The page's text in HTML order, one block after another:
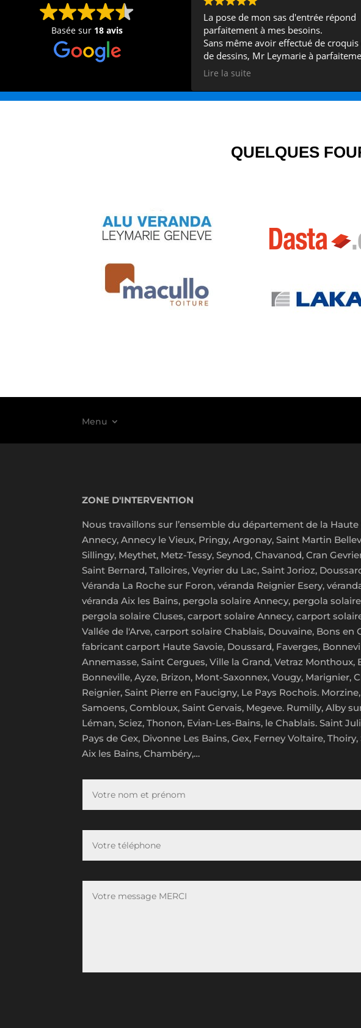
Basée sur 18 avis
La pose de mon sas d'entrée répond
parfaitement à mes besoins.
Sans même avoir effectué de croquis
de dessins, Mr Leymarie à
compris mon besoin et a pu réaliser
La structure sur mesure est de
Lire la suite
QUELQUES
Menu
ZONE D'INTERVENTION
Nous travaillons sur l’ensemble du département de la Haute
Annecy, Annecy le Vieux, Pringy, Argonay, Saint Martin
Sillingy, Meythet, Metz-Tessy, Seynod, Chavanod, Cran
Saint Bernard, Talloires, Veyrier du Lac, Saint Jorioz,
Véranda La Roche sur Foron, véranda Reignier Esery,
véranda Aix les Bains, pergola solaire Annecy, pergola
pergola solaire Cluses, carport solaire Annecy, carport
Vallée de l'Arve, carport solaire Chablais, Douvaine, Bons
fabricant carport Haute Savoie, Doussard, Faverges,
Annemasse, Saint Cergues, Ville la Grand, Vetraz
Bonneville, Ayze, Brizon, Mont-Saxonnex, Vougy, Marignier,
Reignier, Saint Pierre en Faucigny, Le Pays Rochois.
Samoens, Combloux, Saint Gervais, Megeve. Rumilly, Alby
Léman, Sciez, Thonon, Evian-Les-Bains, le Chablais. Saint
Pays de Gex, Divonne Les Bains, Gex, Ferney Voltaire,
Aix les Bains, Chambéry,…